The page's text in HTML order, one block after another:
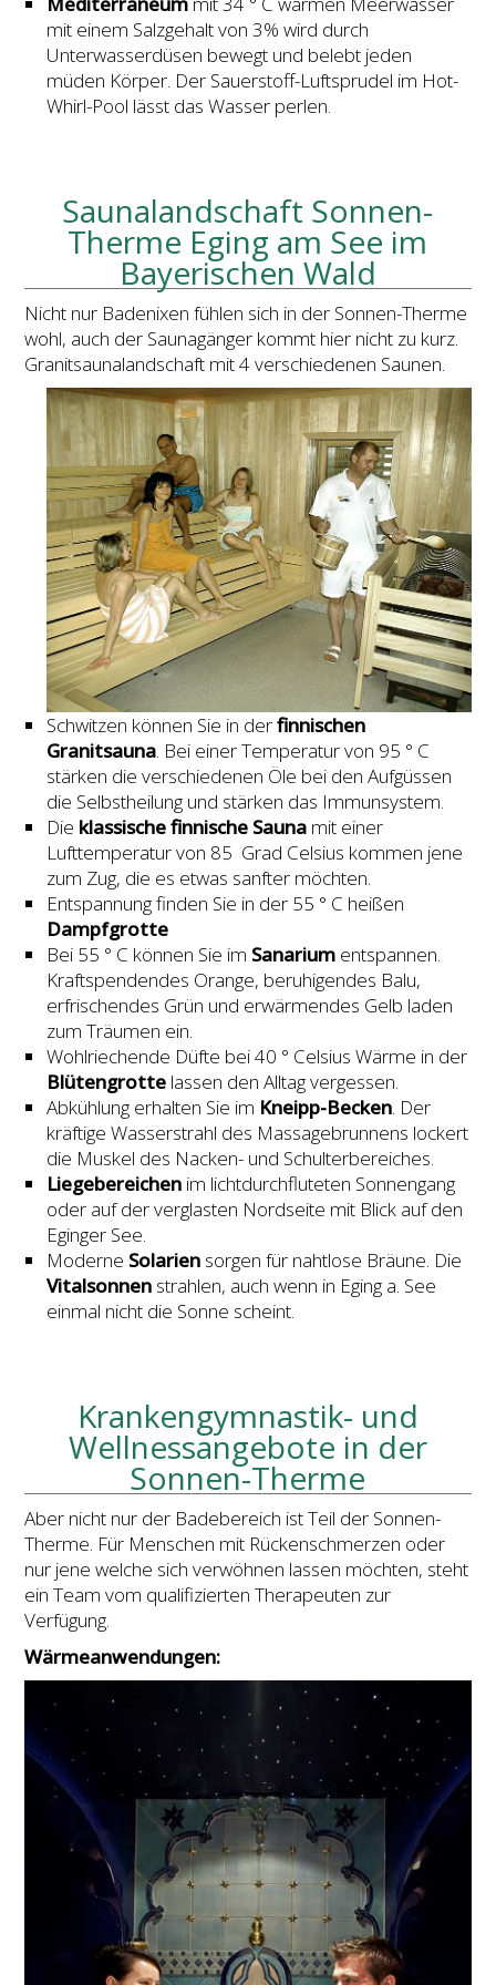
mit einem Salzgehalt von 3% wird durch
Unterwasserdüsen bewegt und belebt jeden
müden Körper. Der Sauerstoff-Luftsprudel im Hot-
Whirl-Pool lässt das Wasser perlen.
Saunalandschaft Sonnen-
Therme Eging am See im
Bayerischen Wald
Nicht nur Badenixen fühlen sich in der Sonnen-Therme
wohl, auch der Saunagänger kommt hier nicht zu kurz.
Granitsaunalandschaft mit 4 verschiedenen Saunen.
Schwitzen können Sie in derfinnischen
Granitsauna. Bei einer Temperatur von 95 ° C
stärken die verschiedenen Öle bei den Aufgüssen
die Selbstheilung und stärken das Immunsystem.
Die klassische finnische Sauna mit einer
Lufttemperatur von 85 Grad Celsius kommen jene
zum Zug, die es etwas sanfter möchten.
Entspannung finden Sie in der 55 ° C heißen
Dampfgrotte
Bei 55 ° C können Sie im Sanarium entspannen.
Kraftspendendes Orange, beruhigendes Balu,
erfrischendes Grün und erwärmendes Gelb laden
zum Träumen ein.
Wohlriechende Düfte bei 40 ° Celsius Wärme in der
Blütengrotte lassen den Alltag vergessen.
Abkühlung erhalten Sie im Kneipp-Becken. Der
kräftige Wasserstrahl des Massagebrunnens lockert
die Muskel des Nacken- und Schulterbereiches.
Liegebereichen im lichtdurchfluteten Sonnengang
oder auf der verglasten Nordseite mit Blick auf den
Eginger See.
Moderne Solarien sorgen für nahtlose Bräune. Die
Vitalsonnen strahlen, auch wenn in Eging a. See
einmal nicht die Sonne scheint.
Krankengymnastik- und
Wellnessangebote in der
Sonnen-Therme
Aber nicht nur der Badebereich ist Teil der Sonnen-
Therme. Für Menschen mit Rückenschmerzen oder
nur jene welche sich verwöhnen lassen möchten, steht
ein Team vom qualifizierten Therapeuten zur
Verfügung.
Wärmeanwendungen: